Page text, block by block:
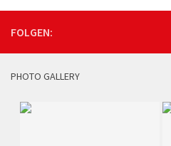
FOLGEN:
PHOTO GALLERY